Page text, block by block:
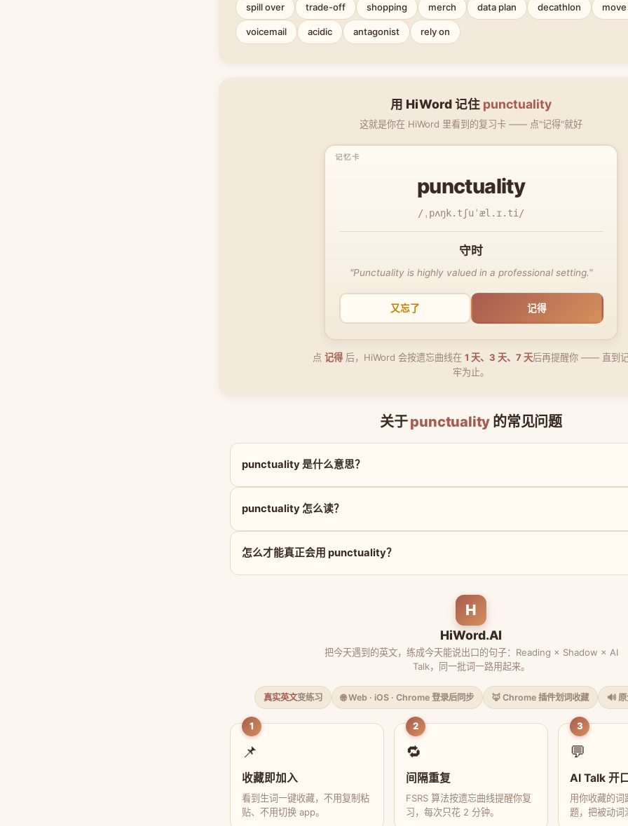
spill over trade-off shopping merch data plan decathlon
voicemail acidic antagonist rely on
用 HiWord 记住 punctuality
这就是你在 HiWord 里看到的复习卡 —— 点"记得"就好
punctuality
/ˌpʌŋk.tʃuˈæl.ɪ.ti/
守时
"Punctuality is highly valued in a professional setting."
又忘了 记得
点 记得 后，HiWord 会按遗忘曲线在 1 天、3 天、7 天后再提醒你 —— 直到
牢为止。
关于punctuality 的常见问题
punctuality 是什么意思？
punctuality 怎么读？
怎么才能真正会用 punctuality？
H
HiWord.AI
把今天遇到的英文，练成今天能说出口的句子：Reading × Shadow × AI
Talk，同一批词一路用起来。
真实英文变练习 🌐 Web · iOS · Chrome 登录后同步 🦊 Chrome 插件划词收藏 🔊
1
📌
收藏即加入
看到生词一键收藏，不用复制粘
贴、不用切换 app。
2
🔁
间隔重复
FSRS 算法按遗忘曲线提醒你复
习，每次只花 2 分钟。
3
💬
AI Talk 开
用你收藏的词
题，把被动词